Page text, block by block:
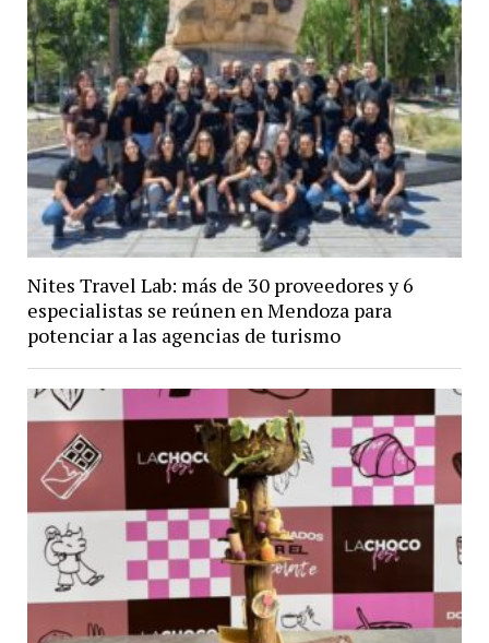
Nites Travel Lab: más de 30 proveedores y 6
especialistas se reúnen en Mendoza para
potenciar a las agencias de turismo